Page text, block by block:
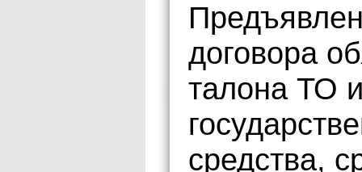
договора
талона ТО
средства,